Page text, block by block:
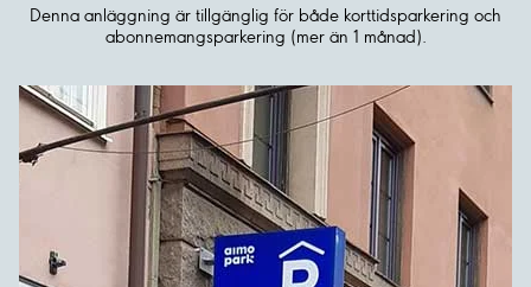
Denna anläggning är tillgänglig för både korttidsparkering och
abonnemangsparkering (mer än 1 månad).